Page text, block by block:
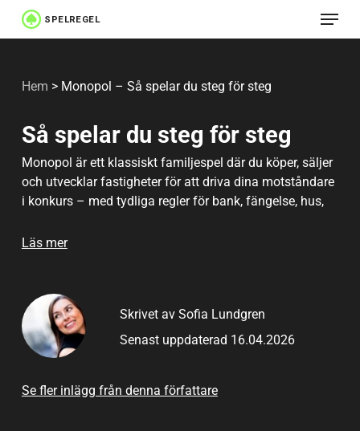
Hoppa
till
Meny
Hem >Monopol – Så spelar du steg för steg
Så spelar du steg för steg
Monopol är ett klassiskt familjespel där du köper, säljer
och utvecklar fastigheter för att driva dina motståndare
i konkurs – med tydliga regler för bank, fängelse, hus,
på brädet.
Läs mer
Skrivet av Sofia Lundgren
Senast uppdaterad 16.04.2026
Se fler inlägg från denna författare